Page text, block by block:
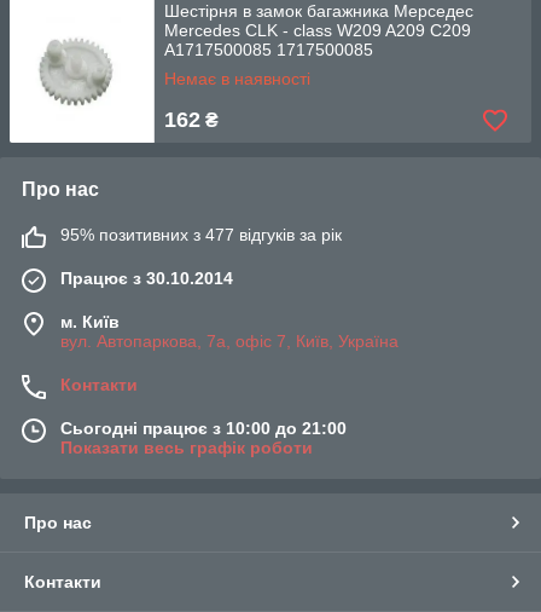
Шестірня в замок багажника Мерседес
Mercedes CLK - class W209 A209 C209
A1717500085 1717500085
Немає в наявності
162 ₴
Про нас
95% позитивних з 477 відгуків за рік
Працює з 30.10.2014
м. Київ
вул. Автопаркова, 7а, офіс 7, Київ, Україна
Контакти
Сьогодні працює з 10:00 до 21:00
Показати весь графік роботи
Про нас
Контакти